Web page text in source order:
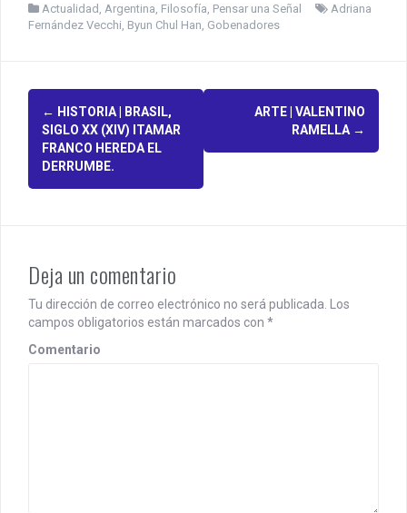
Actualidad Argentina Filosofía Pensar una Señal
Adriana
Fernández Vecchi Byun Chul Han Gobenadores
P
s
a
v
i
← HISTORIA | BRASIL,
SIGLO XX (XIV) ITAMAR
FRANCO HEREDA EL
DERRUMBE.
ARTE | VALENTINO
RAMELLA →
Deja un comentario
Tu dirección de correo electrónico no será publicada. Los
campos obligatorios están marcados con *
Comentario